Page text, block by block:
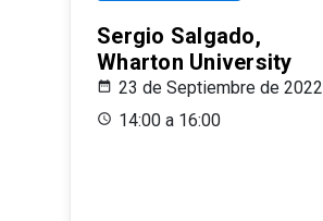
Sergio Salgado,
Wharton University
23 de Septiembre de 2022
14:00 a 16:00